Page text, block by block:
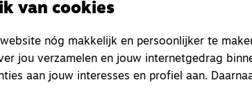
van cookies
nóg makkelijk en persoonlijker te
jou verzamelen en jouw internetgedrag
aan jouw interesses en profiel aan.